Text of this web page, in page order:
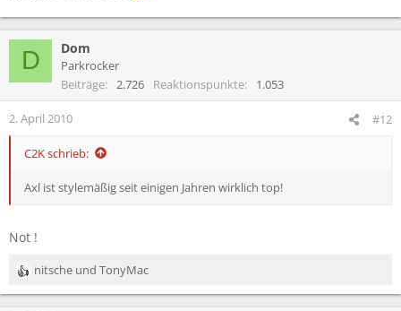
D Dom
Parkrocker
Beiträge
2.726 Reaktionspunkte 1.053
2. April 2010 #12
C2K schrieb:
Axl ist stylemäßig seit einigen Jahren wirklich top!
Not !
R
e
nitsche und TonyMac